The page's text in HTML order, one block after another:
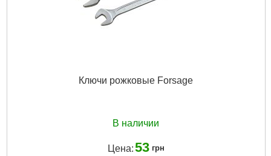
Ключи рожковые Forsage
В наличии
Цена:53 грн